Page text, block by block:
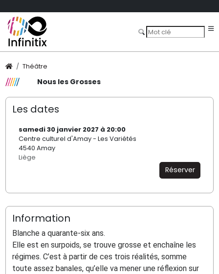
Théâtre
Nous les Grosses
Les dates
samedi 30 janvier 2027 à 20:00
Centre culturel d'Amay - Les Variétés
4540 Amay
Liège
Réserver
Information
Blanche a quarante-six ans.
Elle est en surpoids, se trouve grosse et enchaîne les
régimes. C’est à partir de ces trois réalités, somme
toute assez banales, qu’elle va mener une réflexion sur